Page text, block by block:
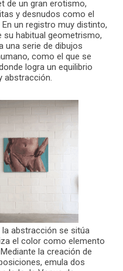
de un gran erotismo,
y desnudos como el
un registro muy distinto,
su habitual geometrismo,
una serie de dibujos
como el que se
logra un equilibrio
abstracción.
la abstracción se sitúa
el color como elemento
la creación de
emula dos